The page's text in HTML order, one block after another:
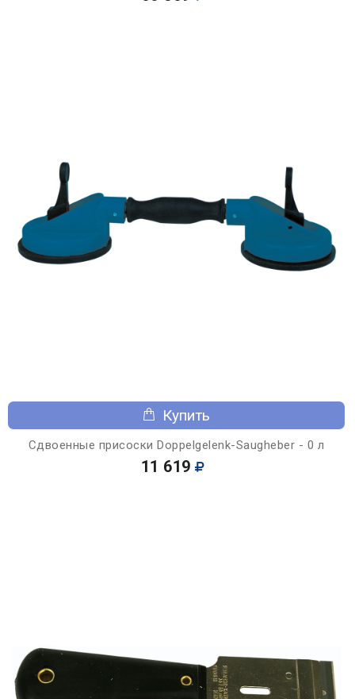
Купить
Сдвоенные присоски Doppelgelenk-Saugheber - 0 л
11 619